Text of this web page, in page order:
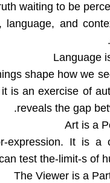
waiting to be
language, and
shape how we
is an exercise of
reveals the gap
expression. It is a
test the-limit-s of